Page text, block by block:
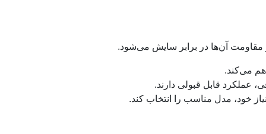
و مقاومت آن‌ها در برابر سایش می‌شود.
می‌کند.
عملکرد قابل قبولی دارند.
خود، مدل مناسب را انتخاب کند.